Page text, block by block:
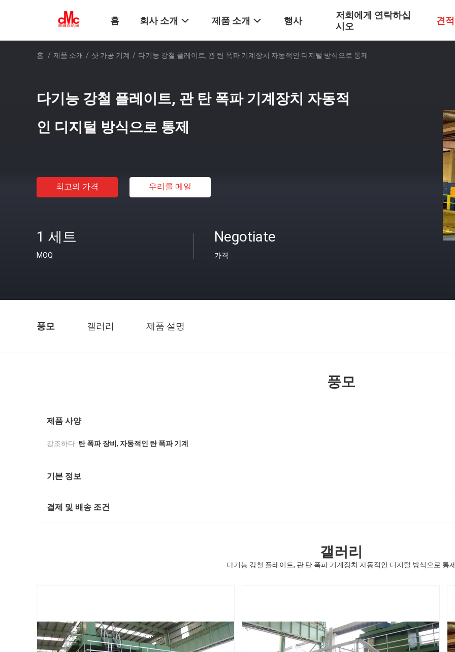
홈 회사 소개 제품 소개 행사
저희에게 연락하십
시오
견
홈 / 제품 소개 / 샷 가공 기계 / 다기능 강철 플레이트, 관 탄 폭파 기계장치 자동적인 디지털 방식으로 통제
다기능 강철 플레이트, 관 탄 폭파 기계장치 자동적
인 디지털 방식으로 통제
최고의 가격 우리를 메일
1 세트
MOQ
Negotiate
가격
풍모 갤러리 제품 설명
풍모
제품 사양
강조하다: 탄 폭파 장비 , 자동적인 탄 폭파 기계
기본 정보
결제 및 배송 조건
갤러리
다기능 강철 플레이트, 관 탄 폭파 기계장치 자동적인 디지털 방식으로 통